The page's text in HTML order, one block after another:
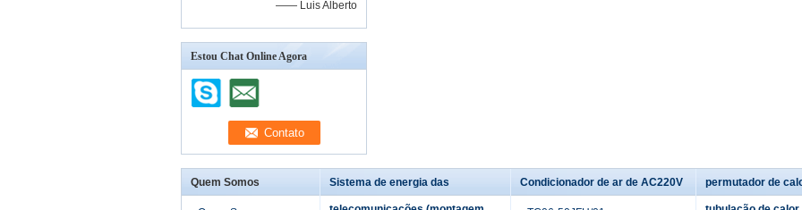
—— Luis Alberto
Estou Chat Online Agora
Quem Somos Sistema de energia das Condicionador de ar de AC220V permutador de